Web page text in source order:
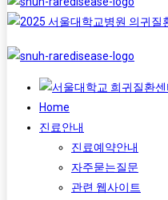
Home
진료안내
진료예약안내
자주묻는질문
관련 웹사이트